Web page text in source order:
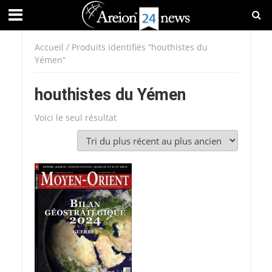
Accueil / Produits identifiés “houthistes du
Yémen”
houthistes du Yémen
Voici le seul résultat